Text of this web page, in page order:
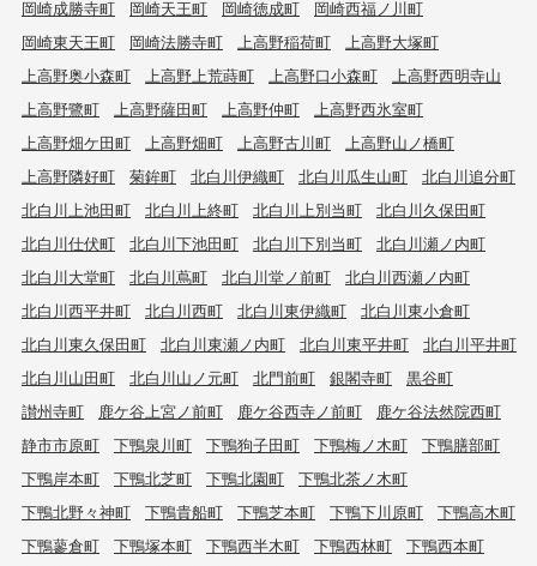
岡崎成勝寺町 岡崎天王町 岡崎徳成町
岡崎西福ノ川町
岡崎東天王町
岡崎法勝寺町 上高野稲荷町
上高野大塚町
上高野奥小森町
上高野上荒蒔町 上高野口小森町
上高野西明寺山
上高野鷺町
上高野薩田町 上高野仲町
上高野西氷室町
上高野畑ケ田町
上高野畑町 上高野古川町
上高野山ノ橋町
上高野隣好町
菊鉾町 北白川伊織町 北白川瓜生山町
北白川追分町
北白川上池田町
北白川上終町 北白川上別当町
北白川久保田町
北白川仕伏町
北白川下池田町 北白川下別当町
北白川瀬ノ内町
北白川大堂町
北白川蔦町 北白川堂ノ前町
北白川西瀬ノ内町
北白川西平井町
北白川西町 北白川東伊織町
北白川東小倉町
北白川東久保田町
北白川東瀬ノ内町 北白川東平井町
北白川平井町
北白川山田町
北白川山ノ元町 北門前町 銀閣寺町
黒谷町
讃州寺町
鹿ケ谷上宮ノ前町 鹿ケ谷西寺ノ前町
鹿ケ谷法然院西町
静市市原町
下鴨泉川町 下鴨狗子田町 下鴨梅ノ木町
下鴨膳部町
下鴨岸本町
下鴨北芝町 下鴨北園町
下鴨北茶ノ木町
下鴨北野々神町
下鴨貴船町 下鴨芝本町 下鴨下川原町
下鴨高木町
下鴨蓼倉町
下鴨塚本町 下鴨西半木町 下鴨西林町
下鴨西本町